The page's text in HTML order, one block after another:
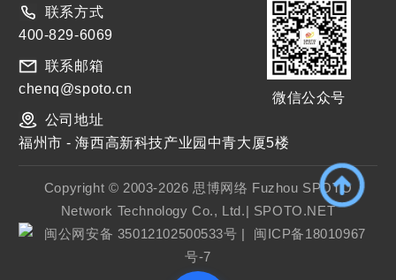
联系方式
400-829-6069
联系邮箱
chenq@spoto.cn
公司地址
微信公众号
福州市 - 海西高新科技产业园中青大厦5楼
Copyright © 2003-2026 思博网络 Fuzhou SPOTO
Network Technology Co., Ltd.| SPOTO.NET
闽公网安备 35012102500533号 | 闽ICP备18010967
号-7